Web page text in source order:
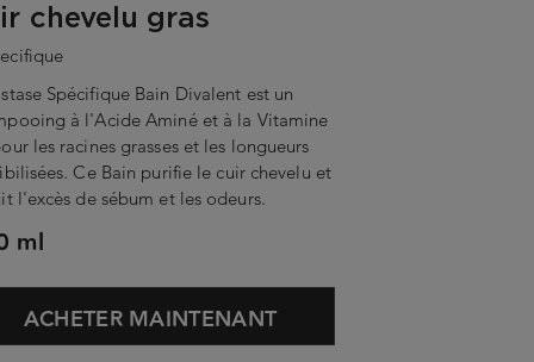
chevelu gras
Spécifique Bain Divalent est un
à l'Acide Aminé et à la Vitamine
les racines grasses et les longueurs
Ce Bain purifie le cuir chevelu et
l'excès de sébum et les odeurs.
ml
ACHETER MAINTENANT